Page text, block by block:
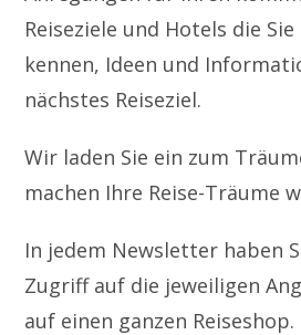
Reiseziele und Hotels die
kennen, Ideen und
nächstes Reiseziel.
Wir laden Sie ein zum
machen Ihre Reise-Träume
In jedem Newsletter haben
Zugriff auf die jeweiligen
auf einen ganzen